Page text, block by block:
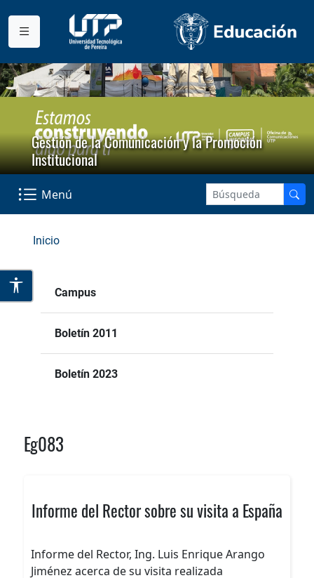
Gestión de la Comunicación y la Promoción
Institucional
Menú
Inicio
Campus
Boletín 2011
Boletín 2023
Eg083
Informe del Rector sobre su visita a España
Informe del Rector, Ing. Luis Enrique Arango
Jiménez acerca de su visita realizada